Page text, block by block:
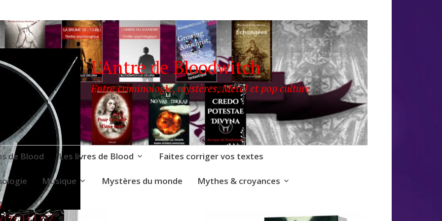
L'Antre de Bloodwitch
Entre criminologie, mystères, Metal et pop culture
de Blood Les livres de Blood Faites corriger vos textes
Musique Mystères du monde Mythes & croyances